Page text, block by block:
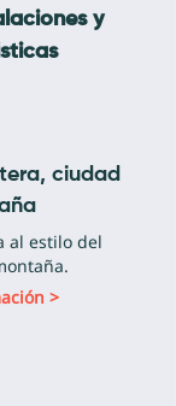
y
ciudad
al estilo del
>